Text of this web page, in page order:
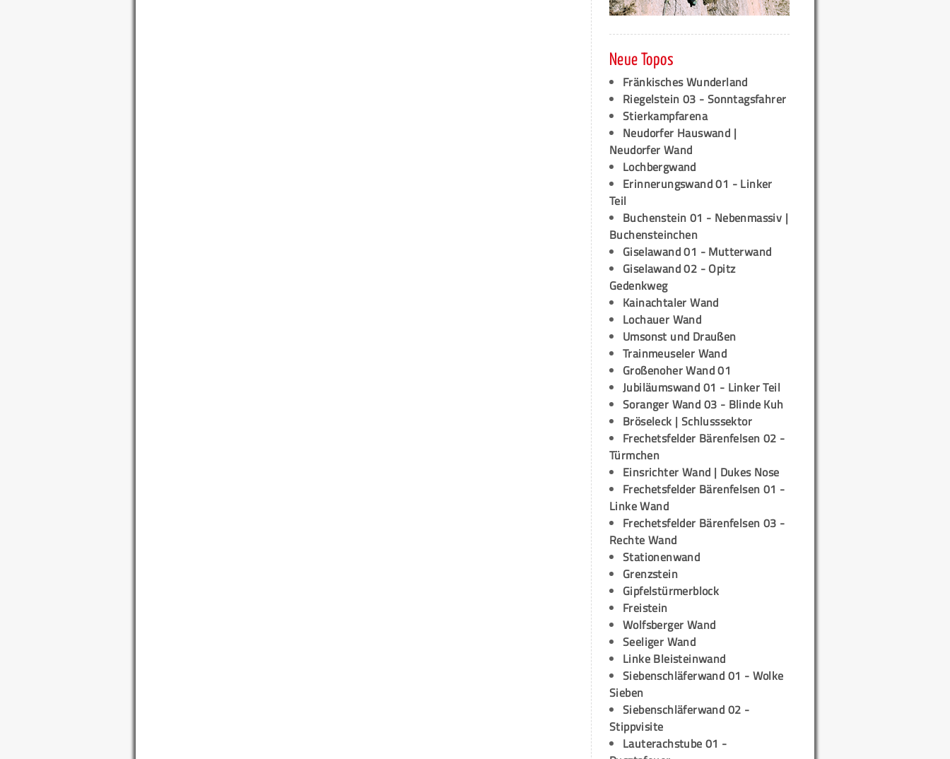
Neue Topos
Fränkisches Wunderland
Riegelstein 03 - Sonntagsfahrer
Stierkampfarena
Neudorfer Hauswand |
Neudorfer Wand
Lochbergwand
Erinnerungswand 01 - Linker
Teil
Buchenstein 01 - Nebenmassiv |
Buchensteinchen
Giselawand 01 - Mutterwand
Giselawand 02 - Opitz
Gedenkweg
Kainachtaler Wand
Lochauer Wand
Umsonst und Draußen
Trainmeuseler Wand
Großenoher Wand 01
Jubiläumswand 01 - Linker Teil
Soranger Wand 03 - Blinde Kuh
Bröseleck | Schlusssektor
Frechetsfelder Bärenfelsen 02 -
Türmchen
Einsrichter Wand | Dukes Nose
Frechetsfelder Bärenfelsen 01 -
Linke Wand
Frechetsfelder Bärenfelsen 03 -
Rechte Wand
Stationenwand
Grenzstein
Gipfelstürmerblock
Freistein
Wolfsberger Wand
Seeliger Wand
Linke Bleisteinwand
Siebenschläferwand 01 - Wolke
Sieben
Siebenschläferwand 02 -
Stippvisite
Lauterachstube 01 -